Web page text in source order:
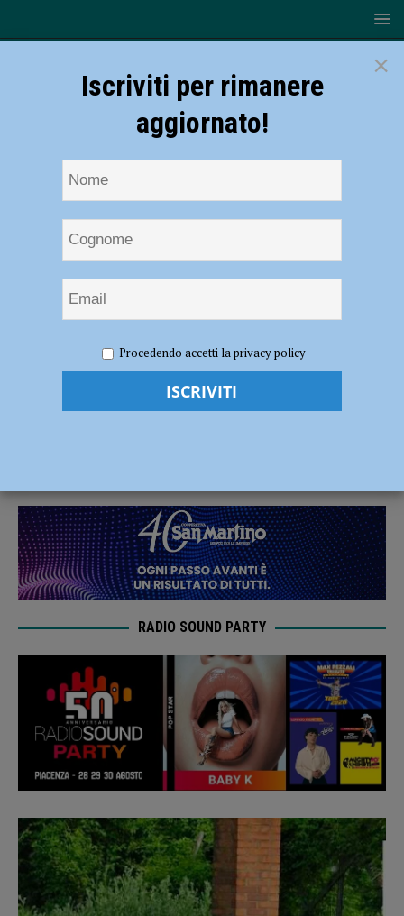
mortale sulla Provinciale 40, automobilista condannato a 4 anni
Incidente mortale sulla Provinciale 40,
RADIO SOUND PARTY
×
Iscriviti per rimanere
aggiornato!
Procedendo accetti la privacy policy